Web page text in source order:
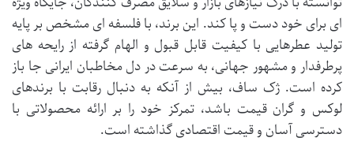
ای برای خود دست و پا کند. این برند، با فلسفه ای مشخص بر پایه
تولید عطرهایی با کیفیت قابل قبول و الهام گرفته از رایحه های
پرطرفدار و مشهور جهانی، به سرعت در دل مخاطبان ایرانی جا باز
کرده است. ژک ساف، بیش از آنکه به دنبال رقابت با برندهای
لوکس و گران قیمت باشد، تمرکز خود را بر ارائه محصولاتی با
دسترسی آسان و قیمت اقتصادی گذاشته است.